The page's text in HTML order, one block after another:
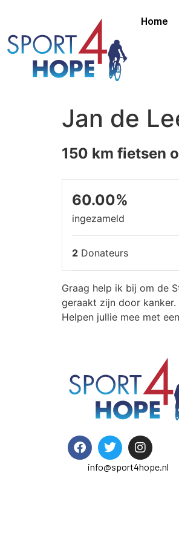
Home
Jan de
150 km fietsen
60.00%
ingezameld
2 Donateurs
Graag help ik bij om de
geraakt zijn door
Helpen jullie mee met
info@sport4hope.nl